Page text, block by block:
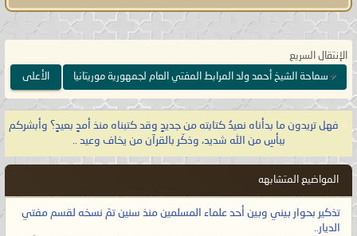
الله تعالى:{وَقَالَ لَهُمْ نَبِيُّهُمْ إِنَّ اللَّهَ قَدْ
بَعَثَ لَكُمْ طَالُوتَ مَلِكًا قَالُوا أَنَّىٰ يَكُونُ لَهُ
الْمُلْكُ عَلَيْنَا وَنَحْنُ أَحَقُّ بِالْمُلْكِ مِنْهُ وَلَمْ
يُؤْتَ سَعَةً مِّنَ الْمَالِ قَالَ إِنَّ اللَّهَ
اصْطَفَاهُ عَلَيْكُمْ وَزاده بسطةً فِي الْعِلْمِ
وَالْجِسْمِ وَاللَّهُ يُؤْتِي مُلْكَهُ مَن يَشَاءُ
وَاللَّهُ وَاسِعٌعَلِيمٌ}صدق الله العظيم
[البقرة:٢٤٧].
يا معشر علماء الأمّة وأتباعهم على
الإنتقال السريع
سماحة الشيخ أحمد ولد المرابط المفتي العام لجمهورية موريتانيا
الأعلى
« فهل تريدون ما بدأناه نعيدُ كتابته من جديدٍ وقد كتبناه منذ أمدٍ بعيدٍ؟ وأبشركم
ببأسِ من الله شديد، وذكّر بالقرآن من يخاف وعيد ..
المواضيع المتشابهه
تذكير بحوار بيني وبين أحد علماء المسلمين منذ سنين تمّ نسخه لقسم مفتي
الديار..